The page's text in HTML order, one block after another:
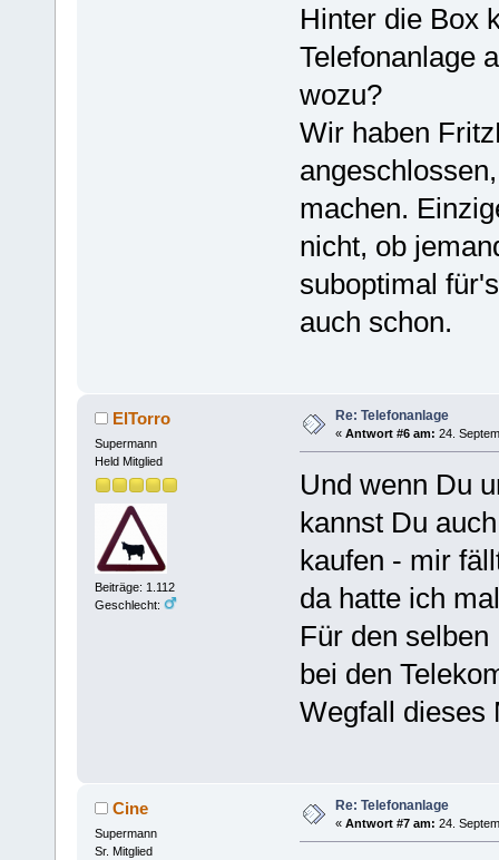
Hinter die Box
Telefonanlage
wozu?
Wir haben
machen.
nicht, ob
suboptimal
auch schon.
ElTorro
Supermann
Held Mitglied
Beiträge: 1.112
Geschlecht:
Re: Telefonanlage
« Antwort #6 am: 24.
Und wenn Du
kannst Du
kaufen - mir
da hatte ich
Für den
bei den
Wegfall dieses
Cine
Supermann
Sr. Mitglied
Re: Telefonanlage
« Antwort #7 am: 24.